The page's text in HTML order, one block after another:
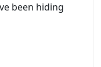
been hiding